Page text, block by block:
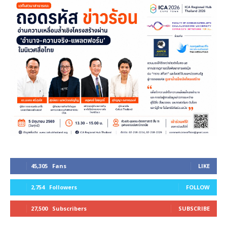
45,305 Fans LIKE
2,754 Followers FOLLOW
27,500 Subscribers SUBSCRIBE